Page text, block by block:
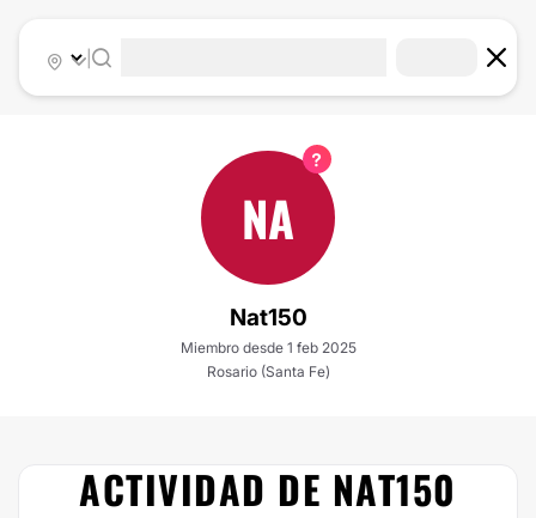
|
NA
Nat150
Miembro desde 1 feb 2025
Rosario (Santa Fe)
ACTIVIDAD DE NAT150